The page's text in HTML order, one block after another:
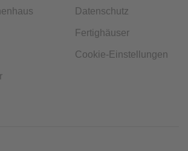
Datenschutz
Fertighäuser
Cookie-Einstellungen